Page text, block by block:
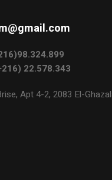
22.578.343
Apt 4-2, 2083 El-